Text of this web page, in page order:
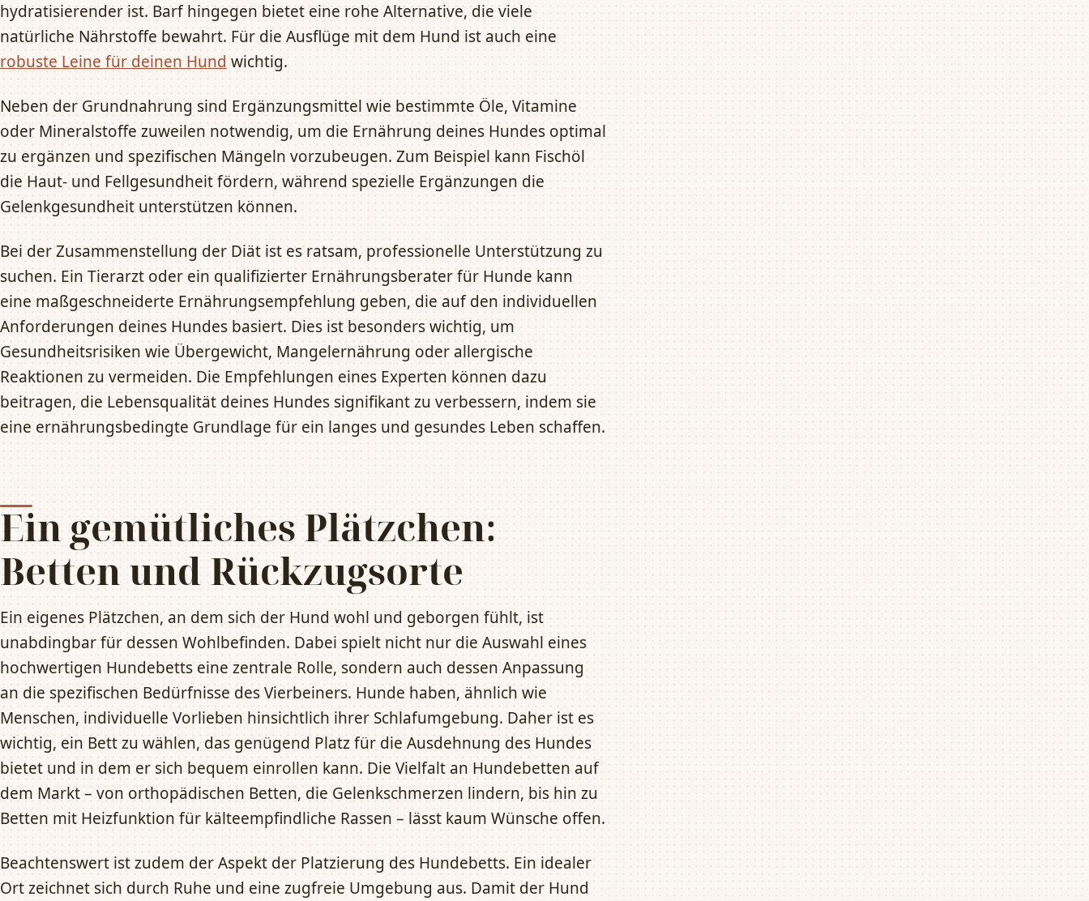
hydratisierender ist. Barf hingegen bietet eine rohe Alternative, die viele
natürliche Nährstoffe bewahrt. Für die Ausflüge mit dem Hund ist auch eine
robuste Leine für deinen Hund wichtig.
Neben der Grundnahrung sind Ergänzungsmittel wie bestimmte Öle, Vitamine
oder Mineralstoffe zuweilen notwendig, um die Ernährung deines Hundes optimal
zu ergänzen und spezifischen Mängeln vorzubeugen. Zum Beispiel kann Fischöl
die Haut- und Fellgesundheit fördern, während spezielle Ergänzungen die
Gelenkgesundheit unterstützen können.
Bei der Zusammenstellung der Diät ist es ratsam, professionelle Unterstützung zu
suchen. Ein Tierarzt oder ein qualifizierter Ernährungsberater für Hunde kann
eine maßgeschneiderte Ernährungsempfehlung geben, die auf den individuellen
Anforderungen deines Hundes basiert. Dies ist besonders wichtig, um
Gesundheitsrisiken wie Übergewicht, Mangelernährung oder allergische
Reaktionen zu vermeiden. Die Empfehlungen eines Experten können dazu
beitragen, die Lebensqualität deines Hundes signifikant zu verbessern, indem sie
eine ernährungsbedingte Grundlage für ein langes und gesundes Leben schaffen.
Ein gemütliches Plätzchen:
Betten und Rückzugsorte
Ein eigenes Plätzchen, an dem sich der Hund wohl und geborgen fühlt, ist
unabdingbar für dessen Wohlbefinden. Dabei spielt nicht nur die Auswahl eines
hochwertigen Hundebetts eine zentrale Rolle, sondern auch dessen Anpassung
an die spezifischen Bedürfnisse des Vierbeiners. Hunde haben, ähnlich wie
Menschen, individuelle Vorlieben hinsichtlich ihrer Schlafumgebung. Daher ist es
wichtig, ein Bett zu wählen, das genügend Platz für die Ausdehnung des Hundes
bietet und in dem er sich bequem einrollen kann. Die Vielfalt an Hundebetten auf
dem Markt – von orthopädischen Betten, die Gelenkschmerzen lindern, bis hin zu
Betten mit Heizfunktion für kälteempfindliche Rassen – lässt kaum Wünsche offen.
Beachtenswert ist zudem der Aspekt der Platzierung des Hundebetts. Ein idealer
Ort zeichnet sich durch Ruhe und eine zugfreie Umgebung aus. Damit der Hund